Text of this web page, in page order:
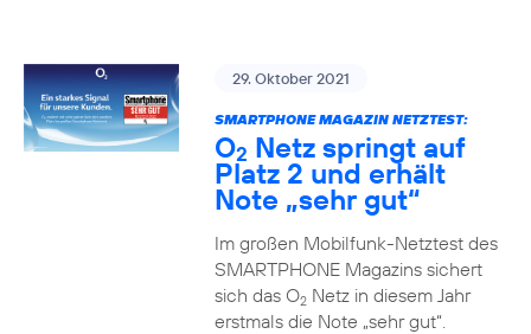
29. Oktober 2021
SMARTPHONE MAGAZIN NETZTEST:
O2 Netz springt auf
Platz 2 und erhält
Note „sehr gut“
Im großen Mobilfunk-Netztest des
SMARTPHONE Magazins sichert
sich das O2Netz in diesem Jahr
erstmals die Note „sehr gut“.